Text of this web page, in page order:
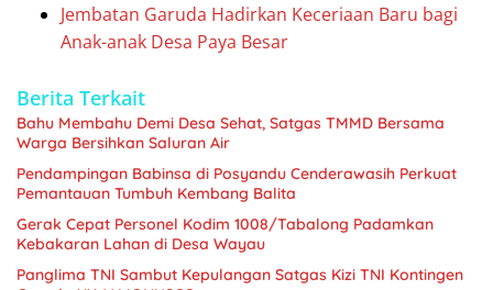
Jembatan Garuda Hadirkan Keceriaan Baru bagi
Anak-anak Desa Paya Besar
Berita Terkait
Bahu Membahu Demi Desa Sehat, Satgas TMMD Bersama
Warga Bersihkan Saluran Air
Pendampingan Babinsa di Posyandu Cenderawasih Perkuat
Pemantauan Tumbuh Kembang Balita
Gerak Cepat Personel Kodim 1008/Tabalong Padamkan
Kebakaran Lahan di Desa Wayau
Panglima TNI Sambut Kepulangan Satgas Kizi TNI Kontingen